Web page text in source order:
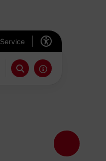
Service